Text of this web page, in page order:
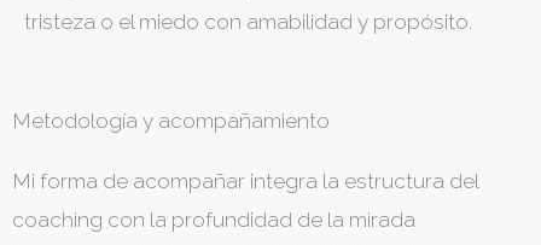
tristeza o el miedo con amabilidad y propósito.
Metodología y acompañamiento
Mi forma de acompañar integra la estructura del
coaching con la profundidad de la mirada